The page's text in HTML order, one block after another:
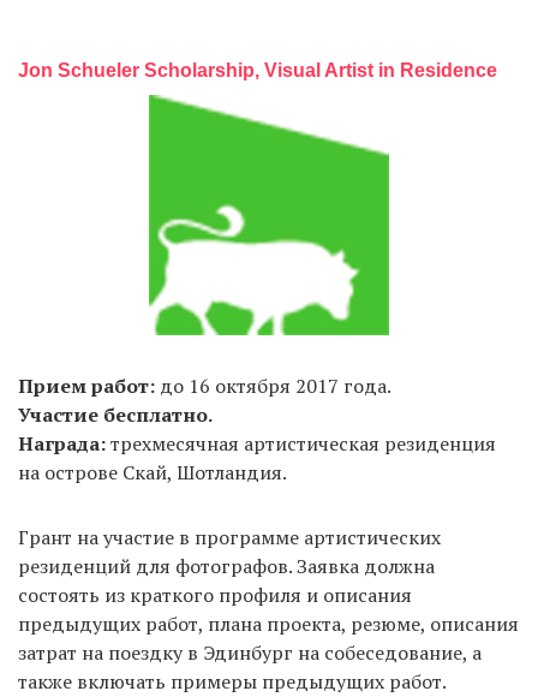
Jon Schueler Scholarship, Visual Artist in Residence
Прием работ: до 16 октября 2017 года.
Участие бесплатно.
Награда:трехмесячная артистическая резиденция
на острове Скай, Шотландия.
Грант на участие в программе артистических
резиденций для фотографов. Заявка должна
состоять из краткого профиля и описания
предыдущих работ, плана проекта, резюме, описания
затрат на поездку в Эдинбург на собеседование, а
также включать примеры предыдущих работ.